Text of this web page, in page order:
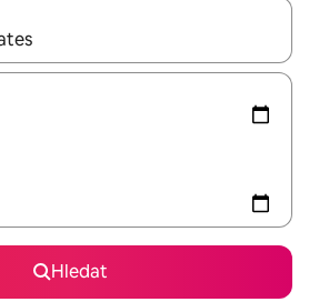
dispozici, můžeš si je procházet pomocí
Hledat